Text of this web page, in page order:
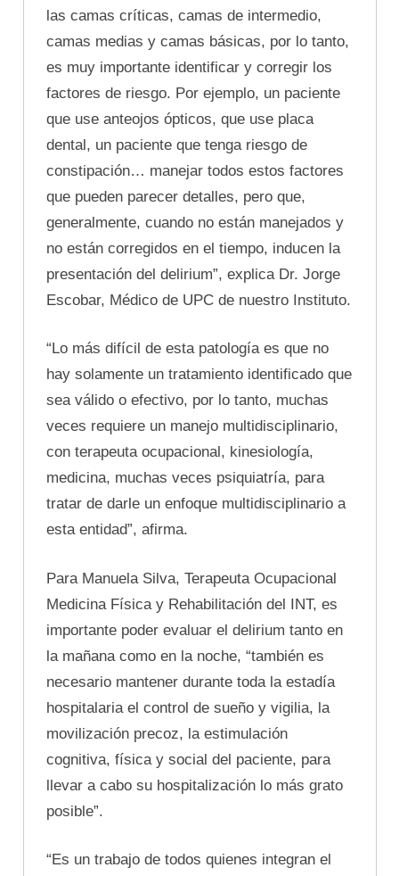
las camas críticas, camas de intermedio,
camas medias y camas básicas, por lo tanto,
es muy importante identificar y corregir los
factores de riesgo. Por ejemplo, un paciente
que use anteojos ópticos, que use placa
dental, un paciente que tenga riesgo de
constipación… manejar todos estos factores
que pueden parecer detalles, pero que,
generalmente, cuando no están manejados y
no están corregidos en el tiempo, inducen la
presentación del delirium”, explica Dr. Jorge
Escobar, Médico de UPC de nuestro Instituto.
“Lo más difícil de esta patología es que no
hay solamente un tratamiento identificado que
sea válido o efectivo, por lo tanto, muchas
veces requiere un manejo multidisciplinario,
con terapeuta ocupacional, kinesiología,
medicina, muchas veces psiquiatría, para
tratar de darle un enfoque multidisciplinario a
esta entidad”, afirma.
Para Manuela Silva, Terapeuta Ocupacional
Medicina Física y Rehabilitación del INT, es
importante poder evaluar el delirium tanto en
la mañana como en la noche, “también es
necesario mantener durante toda la estadía
hospitalaria el control de sueño y vigilia, la
movilización precoz, la estimulación
cognitiva, física y social del paciente, para
llevar a cabo su hospitalización lo más grato
posible”.
“Es un trabajo de todos quienes integran el